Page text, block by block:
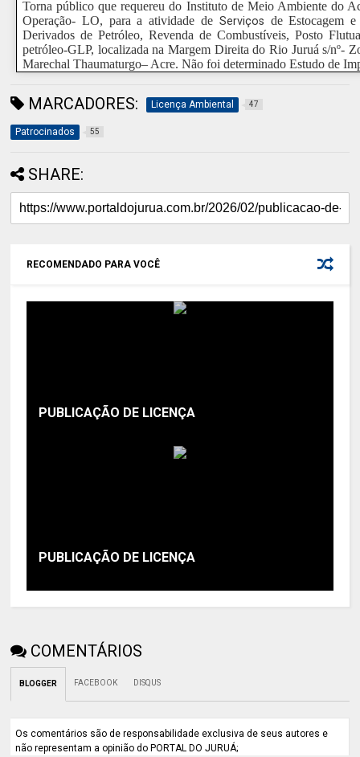
Torna público que requereu do Instituto de Meio Ambiente do
Operação- LO, para a atividade de Serviços de Estocagem
Derivados de Petróleo, Revenda de Combustíveis, Posto
petróleo-GLP, localizada na Margem Direita do Rio Juruá s/nº-
Marechal Thaumaturgo– Acre. Não foi determinado Estudo de
MARCADORES: Licença Ambiental 47
Patrocinados 55
SHARE:
RECOMENDADO PARA VOCÊ
PUBLICAÇÃO DE LICENÇA
PUBLICAÇÃO DE LICENÇA
COMENTÁRIOS
BLOGGER FACEBOOK DISQUS
Os comentários são de responsabilidade exclusiva de seus autores e
não representam a opinião do PORTAL DO JURUÁ;